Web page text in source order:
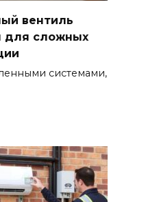
вентиль
для сложных
системами,